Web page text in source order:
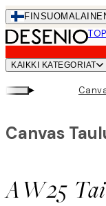
Skip
to
main
content.
FIN
KAIKKI KATEGORIAT
▸
AW25
Canvas